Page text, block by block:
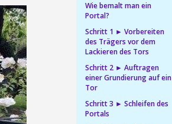
weniger als 1 Minute
Sie Einkaufsgutscheine
Treuepunkte
innerhalb von 14 Tagen
erste Bestellung
jede Weiterempfehlung
Wie bemalt man ein
Portal?
Schritt 1 ► Vorbereiten
des Trägers vor dem
Lackieren des Tors
Schritt 2 ► Auftragen
einer Grundierung auf ein
Tor
Schritt 3 ► Schleifen des
Portals